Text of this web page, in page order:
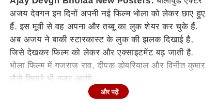
अजय देवगन इन दिनों अपनी नई फिल्म भोला को लेकर छाए हुए
हैं. इस मूवी से वह अपना और तब्बू का लुक शेयर कर चुके हैं.
अब अजय ने बाकी स्टारकास्ट के लुक की झलक दिखाई है,
जिसे देखकर फिल्म को लेकर और एक्साइटमेंट बढ़ जाती है.
भोला फिल्म में गजराज राव, दीपक डोबरियाल और विनीत कुमार
जैसे सितारे भी नजर आएंगे.
अजय देवगन ने दिखाई भोले के तीन शैतानों की झलक
और पढ़ें